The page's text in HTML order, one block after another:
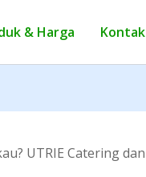
& Harga Kontak
UTRIE Catering dan